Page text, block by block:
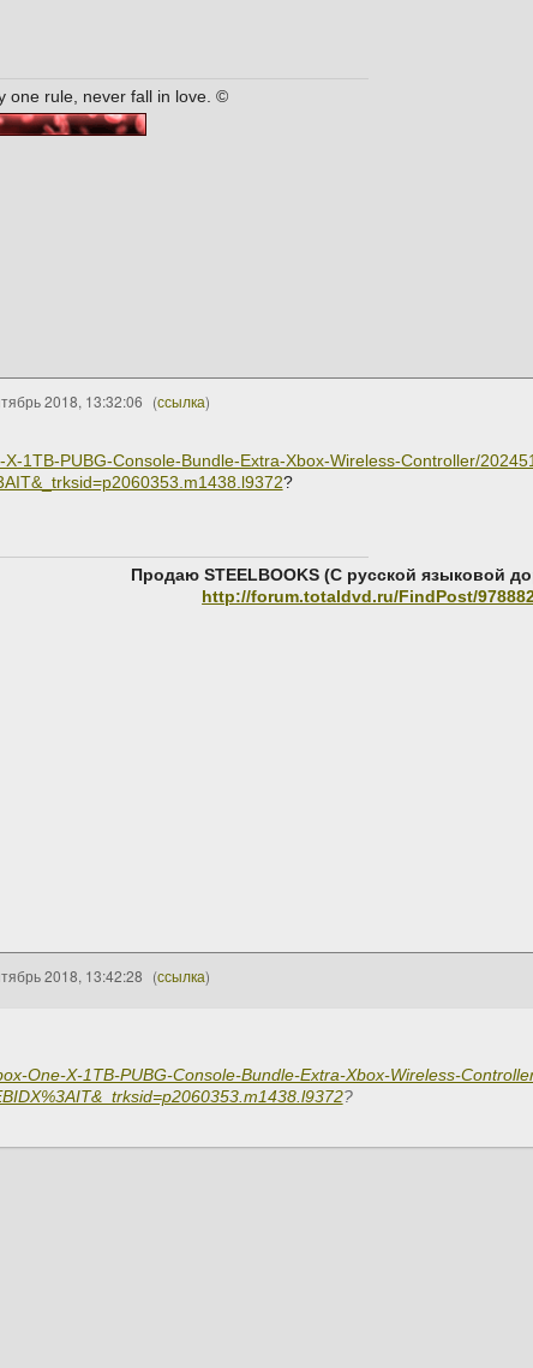
one rule, never fall in love. ©
2018, 13:32:06 (ссылка)
1TB-PUBG-Console-Bundle-Extra-Xbox-Wireless-Controller/
?
Продаю STEELBOOKS (С русской языковой
http://forum.totaldvd.ru/FindPost/
2018, 13:42:28 (ссылка)
One-X-1TB-PUBG-Console-Bundle-Extra-Xbox-Wireless-
?